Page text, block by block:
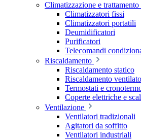
Climatizzazione e trattamento
Climatizzatori fissi
Climatizzatori portatili
Deumidificatori
Purificatori
Telecomandi
Riscaldamento
Riscaldamento statico
Riscaldamento ventilato
Termostati e
Coperte elettriche e
Ventilazione
Ventilatori tradizionali
Agitatori da soffitto
Ventilatori industriali